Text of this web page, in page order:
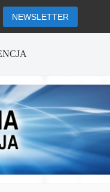
NEWSLETTER